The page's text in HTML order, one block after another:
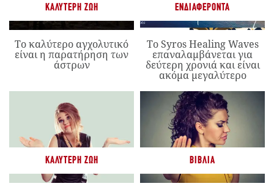
ΚΑΛΎΤΕΡΗ ΖΩΉ
Το καλύτερο αγχολυτικό
είναι η παρατήρηση των
άστρων
ΕΝΔΙΑΦΈΡΟΝΤΑ
Το Syros Healing Waves
επαναλαμβάνεται για
δεύτερη χρονιά και είναι
ακόμα μεγαλύτερο
ΚΑΛΎΤΕΡΗ ΖΩΉ ΒΙΒΛΊΑ